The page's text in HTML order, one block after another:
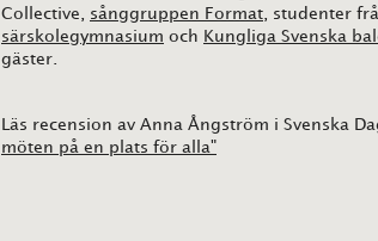
Collective, sånggruppen Format , studenter
särskolegymnasium och Kungliga Svenska
gäster.
Läs recension av Anna Ångström i Svenska
möten på en plats för alla"